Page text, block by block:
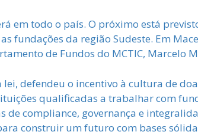
em todo o país. O próximo está
fundações da região Sudeste. Em
de Fundos do MCTIC, Marcelo
defendeu o incentivo à cultura de
qualificadas a trabalhar com
compliance, governança e
construir um futuro com bases